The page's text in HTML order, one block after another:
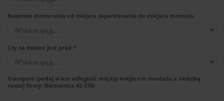
Noszenie elementów od miejsca zaparkowania do miejsca montażu
Czy na działce jest prąd ?
Transport (podaj w km odległość między miejscem montażu a siedzibą
naszej firmy: Nieznanice 42-270)